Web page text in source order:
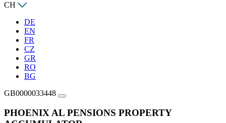
CH
DE
EN
FR
CZ
GR
RO
BG
GB0000033448
PHOENIX AL PENSIONS PROPERTY